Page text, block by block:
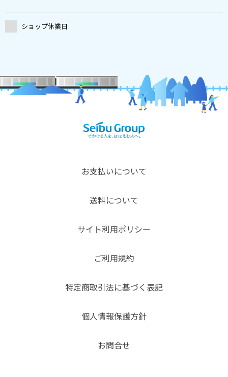
ショップ休業日
お支払いについて
送料について
サイト利用ポリシー
ご利用規約
特定商取引法に基づく表記
個人情報保護方針
お問合せ